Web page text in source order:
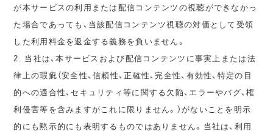
が本サービスの利用または配信コンテンツの視聴ができなかっ
た場合であっても、当該配信コンテンツ視聴の対価として受領
した利用料金を返金する義務を負いません。
2. 当社は、本サービスおよび配信コンテンツに事実上または法
律上の瑕疵（安全性、信頼性、正確性、完全性、有効性、特定の目
的への適合性、セキュリティ等に関する欠陥、エラーやバグ、権
利侵害等を含みますがこれに限りません。）がないことを明示
的にも黙示的にも表明するものではありません。当社は、利用